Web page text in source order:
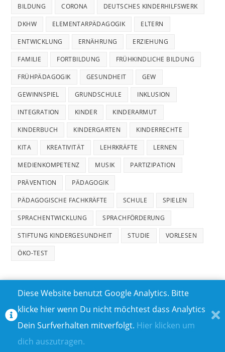
BILDUNG CORONA DEUTSCHES KINDERHILFSWERK
DKHW ELEMENTARPÄDAGOGIK ELTERN
ENTWICKLUNG ERNÄHRUNG ERZIEHUNG
FAMILIE FORTBILDUNG FRÜHKINDLICHE BILDUNG
FRÜHPÄDAGOGIK GESUNDHEIT GEW
GEWINNSPIEL GRUNDSCHULE INKLUSION
INTEGRATION KINDER KINDERARMUT
KINDERBUCH KINDERGARTEN KINDERRECHTE
KITA KREATIVITÄT LEHRKRÄFTE LERNEN
MEDIENKOMPETENZ MUSIK PARTIZIPATION
PRÄVENTION PÄDAGOGIK
PÄDAGOGISCHE FACHKRÄFTE SCHULE SPIELEN
SPRACHENTWICKLUNG SPRACHFÖRDERUNG
STIFTUNG KINDERGESUNDHEIT STUDIE VORLESEN
ÖKO-TEST
TEILNAHMEBEDINGUNGEN FÜR GEWINNSPIELE
IMPRESSUM
ÜBER UNS I
Diese Website benutzt Google Analytics. Bitte
klicke hier wenn Du nicht möchtest dass Analytics
Dein Surfverhalten mitverfolgt. Hier klicken um
dich auszutragen.